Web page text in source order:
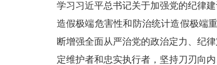
学习习近平总书记关于加强党的纪律
造假极端危害性和防治统计造假极端
断增强全面从严治党的政治定力、纪
定维护者和忠实执行者，坚持刀刃向